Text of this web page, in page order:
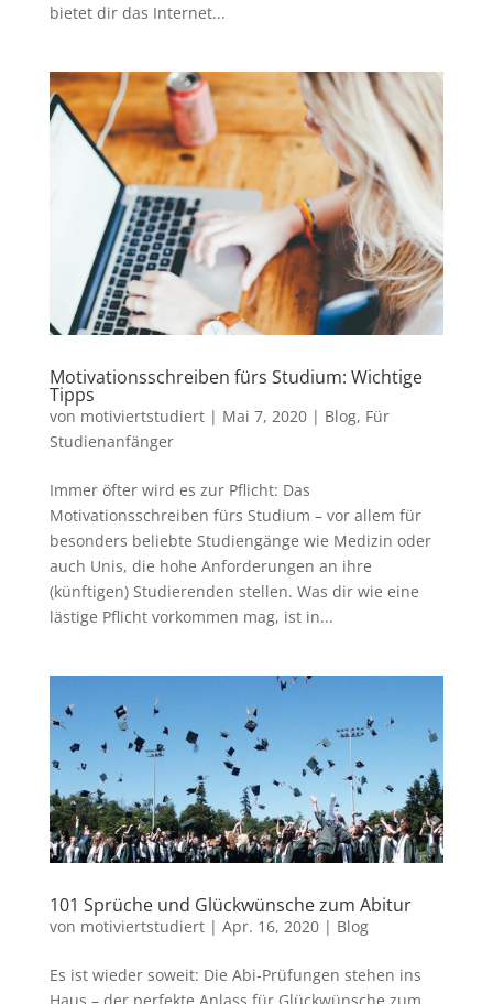
bietet dir das Internet...
Motivationsschreiben fürs Studium: Wichtige
Tipps
von motiviertstudiert| Mai 7, 2020| Blog, Für
Studienanfänger
Immer öfter wird es zur Pflicht: Das
Motivationsschreiben fürs Studium – vor allem für
besonders beliebte Studiengänge wie Medizin oder
auch Unis, die hohe Anforderungen an ihre
(künftigen) Studierenden stellen. Was dir wie eine
lästige Pflicht vorkommen mag, ist in...
101 Sprüche und Glückwünsche zum Abitur
von motiviertstudiert| Apr. 16, 2020| Blog
Es ist wieder soweit: Die Abi-Prüfungen stehen ins
Haus – der perfekte Anlass für Glückwünsche zum